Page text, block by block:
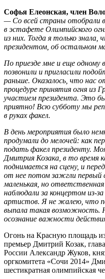
Софья Елеонская, член
— Со всей страны отобрали
в эстафете Олимпийского
из них. Тогда я только
президентом, об остальном
По приезде мне и еще одному
позвонили и пригласили
раньше. Оказалось, что нас
процедуре принятия огня из
участием президента. Это
приятно! Всю субботу мы
в руках факел.
В день мероприятия было
продумали до мелочей: как
подать факел президенту.
Дмитрия Козака, в то время
поднимается на сцену, и
от нее потом зажгли
маленькая, но
наблюдали за концертом из-
артистов. Я не жалею, что
выпала такая возможность.
осознание важности
Огонь на Красную площадь
премьер Дмитрий Козак,
России Александр Жуков,
оргкомитета «Сочи 2014»
шестикратная олимпийская